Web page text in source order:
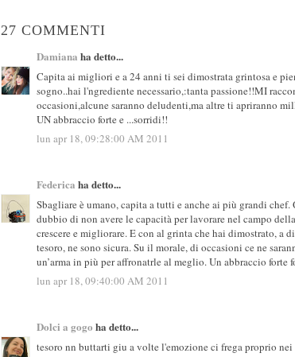
27 COMMENTI
Damiana ha detto...
Capita ai migliori e a 24 anni ti sei dimostrata grintosa e
sogno..hai l'ngrediente necessario,:tanta passione!!MI
occasioni,alcune saranno deludenti,ma altre ti apriranno
UN abbraccio forte e ...sorridi!!
lun apr 18, 09:28:00 AM 2011
Federica ha detto...
Sbagliare è umano, capita a tutti e anche ai più grandi
dubbio di non avere le capacità per lavorare nel campo
crescere e migliorare. E con al grinta che hai dimostrato, a
tesoro, ne sono sicura. Su il morale, di occasioni ce ne
un’arma in più per affronatrle al meglio. Un abbraccio forte
lun apr 18, 09:40:00 AM 2011
Dolci a gogo ha detto...
tesoro nn buttarti giu a volte l'emozione ci frega proprio